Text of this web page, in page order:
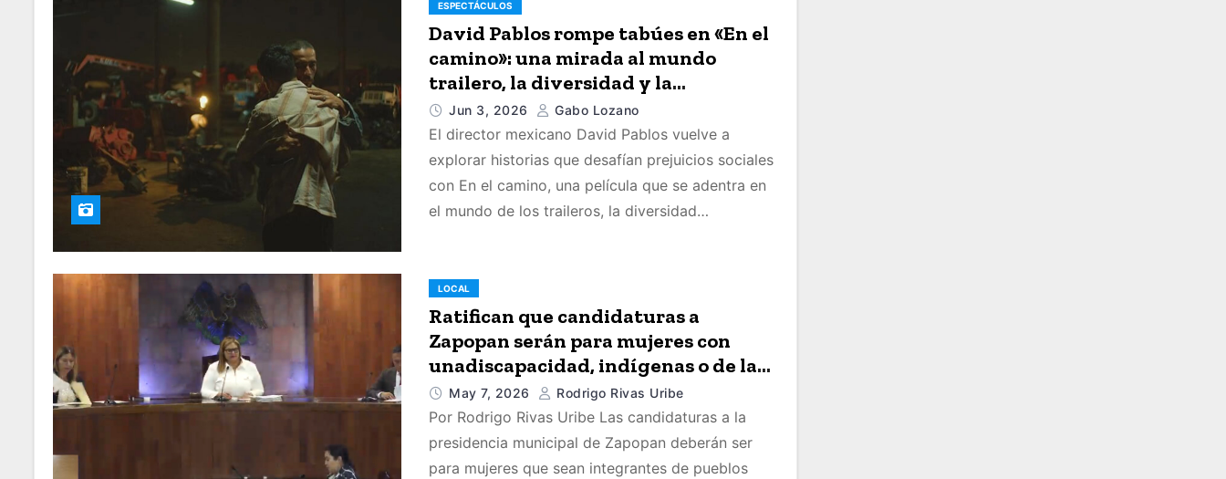
ESPECTÁCULOS
David Pablos rompe tabúes en «En el
camino»: una mirada al mundo
trailero, la diversidad y la
vulnerabilidad masculina
Jun 3, 2026 Gabo Lozano
El director mexicano David Pablos vuelve a
explorar historias que desafían prejuicios sociales
con En el camino, una película que se adentra en
el mundo de los traileros, la diversidad…
LOCAL
Ratifican que candidaturas a
Zapopan serán para mujeres con
unadiscapacidad, indígenas o de la
diversidad sexual
May 7, 2026 Rodrigo Rivas Uribe
Por Rodrigo Rivas Uribe Las candidaturas a la
presidencia municipal de Zapopan deberán ser
para mujeres que sean integrantes de pueblos